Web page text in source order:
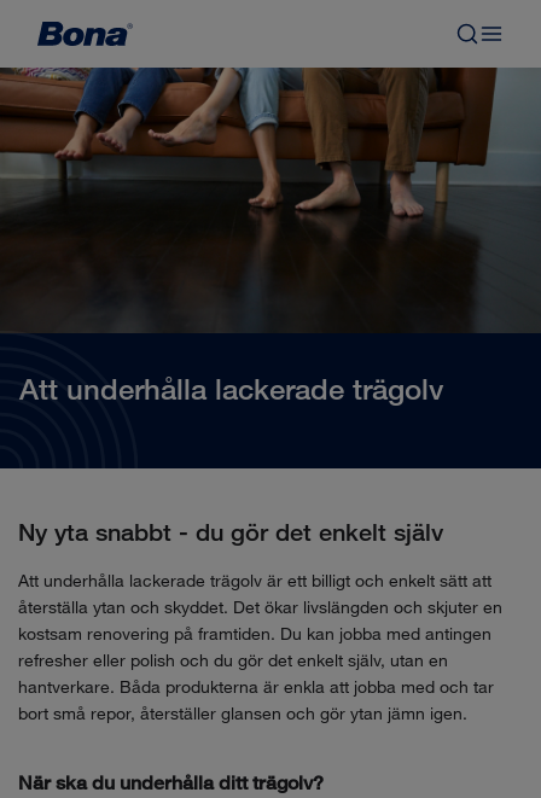
Att underhålla lackerade trägolv
Ny yta snabbt - du gör det enkelt själv
Att underhålla lackerade trägolv är ett billigt och enkelt sätt att
återställa ytan och skyddet. Det ökar livslängden och skjuter en
kostsam renovering på framtiden. Du kan jobba med antingen
refresher eller polish och du gör det enkelt själv, utan en
hantverkare. Båda produkterna är enkla att jobba med och tar
bort små repor, återställer glansen och gör ytan jämn igen.
När ska du underhålla ditt trägolv?